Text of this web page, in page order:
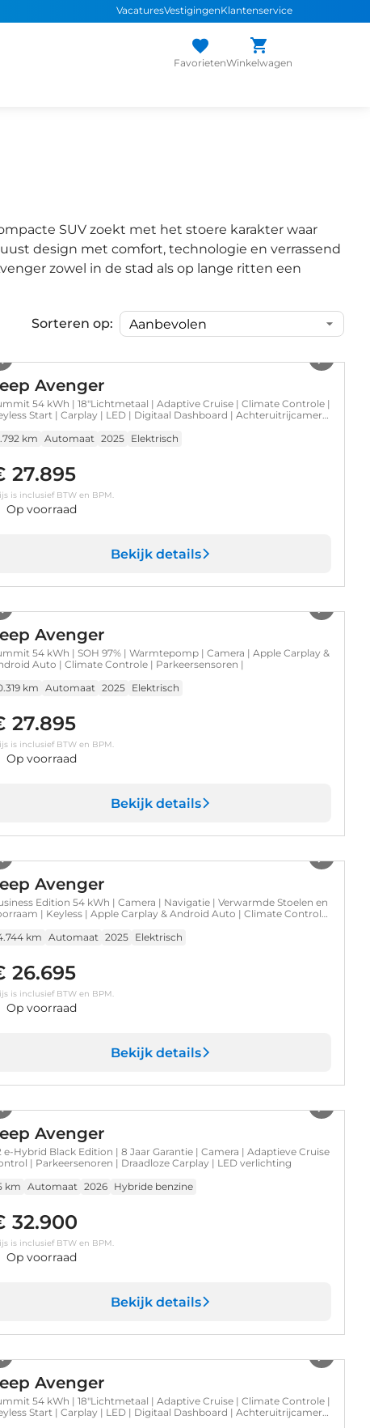
VacaturesVestigingenKlantenservice
FavorietenWinkelwagen
SUV zoekt met het stoere karakter waar
design met comfort, technologie en verrassend
zowel in de stad als op lange ritten een
Sorteren op:
Avenger
54 kWh | 18"Lichtmetaal | Adaptive Cruise | Climate Controle |
Start | Carplay | LED | Digitaal Dashboard | Achteruitrijcamera
km
Automaat 2025 Elektrisch
27.895
is inclusief BTW en BPM.
Op voorraad
Bekijk details
Avenger
54 kWh | SOH 97% | Warmtepomp | Camera | Apple Carplay &
Auto | Climate Controle | Parkeersensoren |
km
Automaat 2025 Elektrisch
27.895
is inclusief BTW en BPM.
Op voorraad
Bekijk details
Avenger
Edition 54 kWh | Camera | Navigatie | Verwarmde Stoelen en
| Keyless | Apple Carplay & Android Auto | Climate Controle
km Automaat 2025 Elektrisch
26.695
is inclusief BTW en BPM.
Op voorraad
Bekijk details
Avenger
e-Hybrid Black Edition | 8 Jaar Garantie | Camera | Adaptieve Cruise
| Parkeersenoren | Draadloze Carplay | LED verlichting
km Automaat 2026 Hybride benzine
32.900
is inclusief BTW en BPM.
Op voorraad
Bekijk details
Avenger
54 kWh | 18"Lichtmetaal | Adaptive Cruise | Climate Controle |
Start | Carplay | LED | Digitaal Dashboard | Achteruitrijcamera